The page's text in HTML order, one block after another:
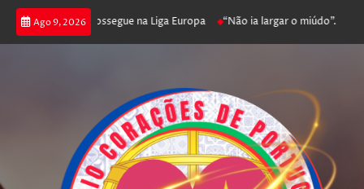
Ago 9, 2026
joga poker e prossegue na Liga Europa “Não ia largar o miúdo”.